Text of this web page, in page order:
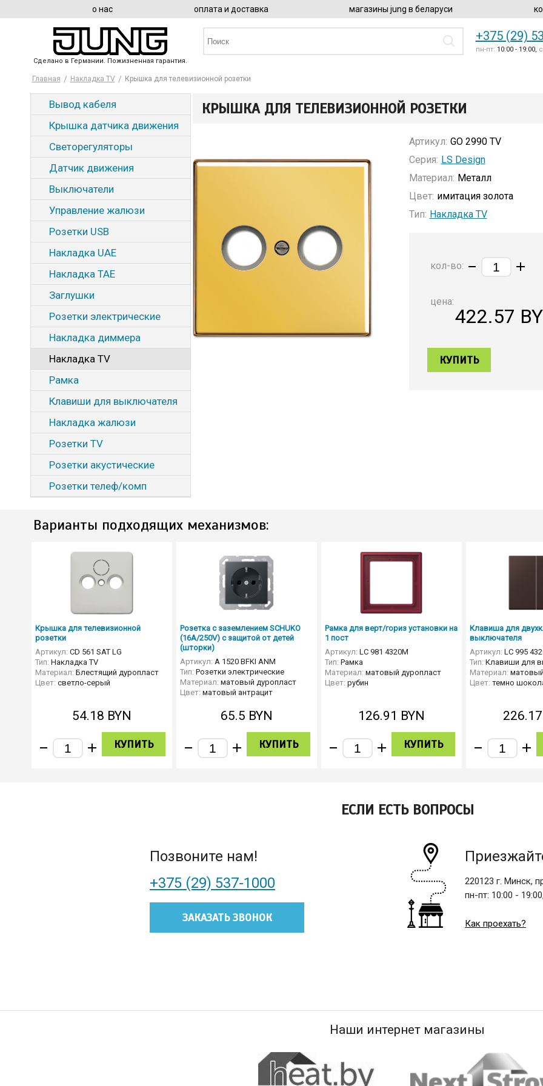
о нас оплата и доставка магазины jung в беларуси
Сделано в Германии. Пожизненная гарантия.
+375 (29)
пн-пт: 10:00 - 19:00,
Главная Накладка TV Крышка для телевизионной розетки
КРЫШКА ДЛЯ ТЕЛЕВИЗИОННОЙ РОЗЕТКИ
Артикул: GO 2990 TV
Серия: LS Design
Материал: Металл
Цвет: имитация золота
Тип: Накладка TV
кол-во:
цена:
422.57
КУПИТЬ
Вывод кабеля
Крышка датчика движения
Светорегуляторы
Датчик движения
Выключатели
Управление жалюзи
Розетки USB
Накладка UAE
Накладка TAE
Заглушки
Розетки электрические
Накладка диммера
Накладка TV
Рамка
Клавиши для выключателя
Накладка жалюзи
Розетки TV
Розетки акустические
Розетки телеф/комп
Варианты подходящих механизмов:
Крышка для телевизионной
розетки
Артикул: CD 561 SAT LG
Тип: Накладка TV
Материал: Блестящий дуропласт
Цвет: светло-серый
54.18 BYN
КУПИТЬ
Розетка с заземлением SCHUKO
(16A/250V) с защитой от детей
(шторки)
Артикул: A 1520 BFKI ANM
Тип: Розетки электрические
Материал: матовый дуропласт
Цвет: матовый антрацит
65.5 BYN
КУПИТЬ
Рамка для верт/гориз установки на
1 пост
Артикул: LC 981 4320M
Тип: Рамка
Материал: матовый дуропласт
Цвет: рубин
126.91 BYN
КУПИТЬ
Клавиша для
выключателя
Артикул: LC 995
Тип: Клавиши для
Материал:
Цвет: темно
ЕСЛИ ЕСТЬ ВОПРОСЫ
Позвоните нам!
+375 (29) 537-1000
ЗАКАЗАТЬ ЗВОНОК
220123 г. Минск,
пн-пт: 10:00 -
Как проехать?
Наши интернет магазины